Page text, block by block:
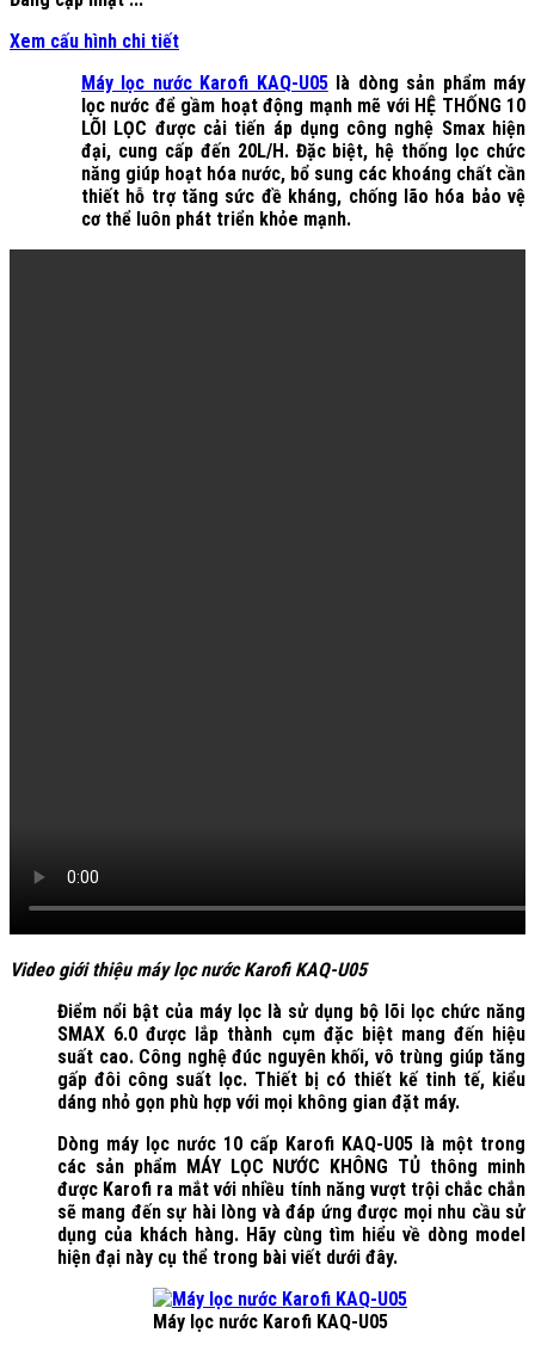
Xem cấu hình chi tiết
Máy lọc nước Karofi KAQ-U05là dòng sản phẩm máy
lọc nước để gầm hoạt động mạnh mẽ với HỆ THỐNG 10
LÕI LỌC được cải tiến áp dụng công nghệ Smax hiện
đại, cung cấp đến 20L/H. Đặc biệt, hệ thống lọc chức
năng giúp hoạt hóa nước, bổ sung các khoáng chất cần
thiết hỗ trợ tăng sức đề kháng, chống lão hóa bảo vệ
cơ thể luôn phát triển khỏe mạnh.
Video giới thiệu máy lọc nước Karofi KAQ-U05
Điểm nổi bật của máy lọc là sử dụng bộ lõi lọc chức năng
SMAX 6.0 được lắp thành cụm đặc biệt mang đến hiệu
suất cao. Công nghệ đúc nguyên khối, vô trùng giúp tăng
gấp đôi công suất lọc. Thiết bị có thiết kế tinh tế, kiểu
dáng nhỏ gọn phù hợp với mọi không gian đặt máy.
Dòng máy lọc nước 10 cấp Karofi KAQ-U05 là một trong
các sản phẩm MÁY LỌC NƯỚC KHÔNG TỦ thông minh
được Karofi ra mắt với nhiều tính năng vượt trội chắc chắn
sẽ mang đến sự hài lòng và đáp ứng được mọi nhu cầu sử
dụng của khách hàng. Hãy cùng tìm hiểu về dòng model
hiện đại này cụ thể trong bài viết dưới đây.
Máy lọc nước Karofi KAQ-U05